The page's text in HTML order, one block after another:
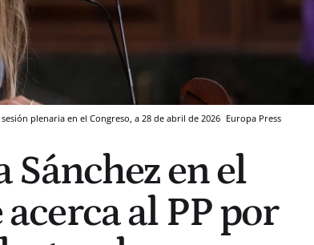
plenaria en el Congreso, a 28 de abril de 2026 Europa Press
Sánchez en el
al PP por